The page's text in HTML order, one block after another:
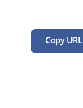
Copy URL